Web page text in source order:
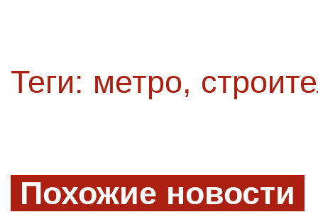
Теги: метро,
Похожие новости